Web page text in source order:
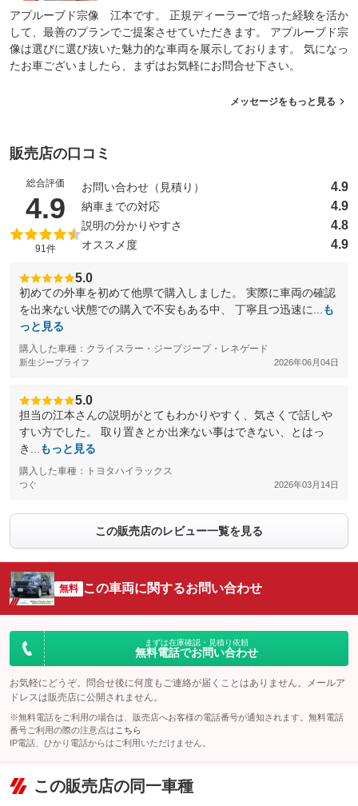
アプルーブド宗像 江本です。 正規ディーラーで培った経験を活か
して、最善のプランでご提案させていただきます。 アプルーブド宗
像は選びに選び抜いた魅力的な車両を展示しております。 気になっ
たお車ございましたら、まずはお気軽にお問合せ下さい。
メッセージをもっと見る
販売店の口コミ
総合評価
4.9 （5点満点中）
91件
お問い合わせ（見積り） 4.9
納車までの対応 4.9
説明の分かりやすさ 4.8
オススメ度 4.9
5.0
初めての外車を初めて他県で購入しました。 実際に車両の確認
を出来ない状態での購入で不安もある中、 丁寧且つ迅速に...
も
っと見る
購入した車種：クライスラー・ジープジープ・レネゲード
新生ジープライフ 2026年06月04日
5.0
担当の江本さんの説明がとてもわかりやすく、気さくで話しや
すい方でした。 取り置きとか出来ない事はできない、とはっ
き...
もっと見る
購入した車種：トヨタハイラックス
つぐ 2026年03月14日
この販売店のレビュー一覧を見る
無料 この車両に関するお問い合わせ
まずは在庫確認・見積り依頼
無料電話でお問い合わせ
お気軽にどうぞ。問合せ後に何度もご連絡が届くことはありません。メールア
ドレスは販売店に公開されません。
※無料電話をご利用の場合は、販売店へお客様の電話番号が通知されます。無料電話
番号ご利用の際の注意点は こちら
IP電話、ひかり電話からはご利用いただけません。
この販売店の同一車種